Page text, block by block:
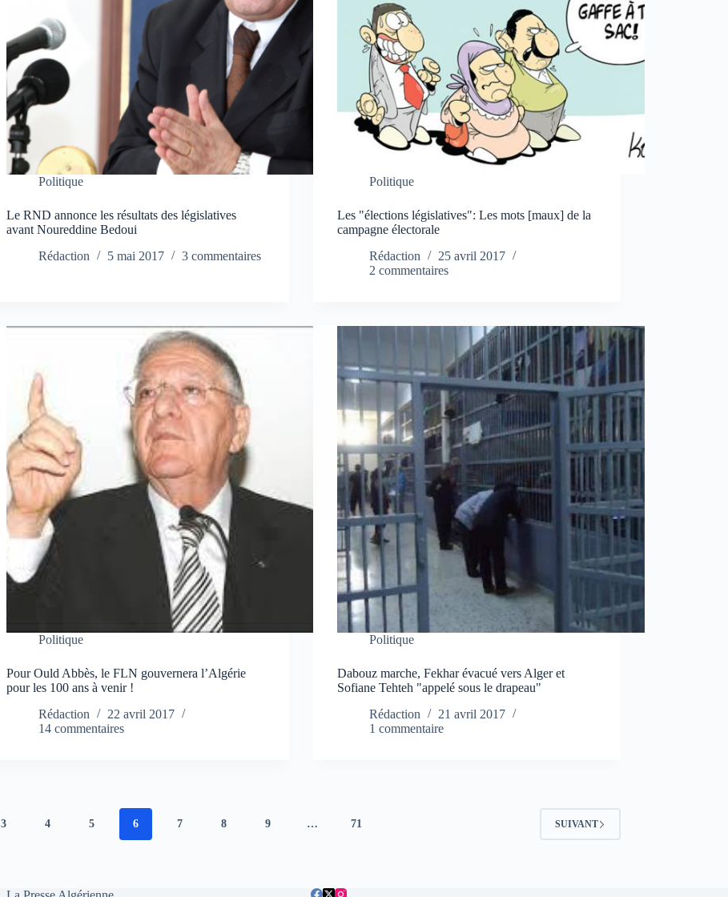
Politique
Le RND annonce les résultats des législatives
avant Noureddine Bedoui
Rédaction
5 mai 2017 3 commentaires
Politique
Les "élections législatives": Les mots [maux] de la
campagne électorale
Rédaction
25 avril 2017
2 commentaires
Politique
Pour Ould Abbès, le FLN gouvernera l’Algérie
pour les 100 ans à venir !
Rédaction
22 avril 2017
14 commentaires
Politique
Dabouz marche, Fekhar évacué vers Alger et
Sofiane Tehteh "appelé sous le drapeau"
Rédaction
21 avril 2017
1 commentaire
3 4 5 6 7 8 9 … 71 SUIVANT